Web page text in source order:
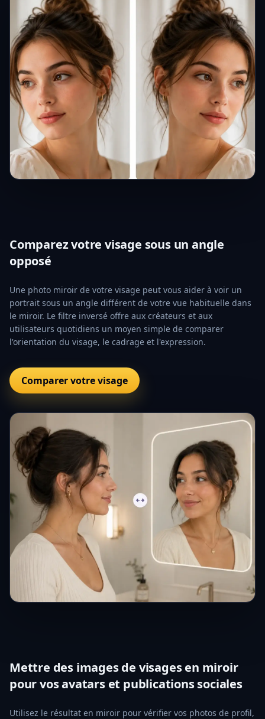
Comparez votre visage sous un angle
opposé
Une photo miroir de votre visage peut vous aider à voir un
portrait sous un angle différent de votre vue habituelle dans
le miroir. Le filtre inversé offre aux créateurs et aux
utilisateurs quotidiens un moyen simple de comparer
l'orientation du visage, le cadrage et l'expression.
Comparer votre visage
Mettre des images de visages en miroir
pour vos avatars et publications sociales
Utilisez le résultat en miroir pour vérifier vos photos de profil,